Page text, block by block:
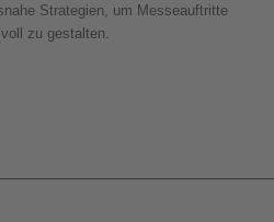
Strategien, um Messeauftritte
zu gestalten.